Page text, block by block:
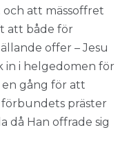
och att mässoffret
att både för
offer – Jesu
in i helgedomen för
gång för att
präster
då Han offrade sig